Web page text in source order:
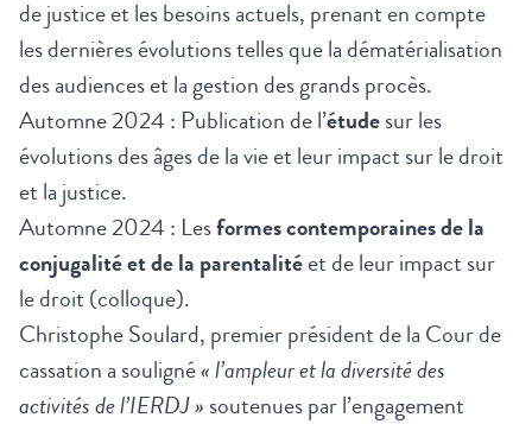
de justice et les besoins actuels, prenant en compte
les dernières évolutions telles que la dématérialisation
des audiences et la gestion des grands procès.
Automne 2024 : Publication de l’étudesur les
évolutions des âges de la vie et leur impact sur le droit
et la justice.
Automne 2024 : Lesformes contemporaines de la
conjugalité et de la parentalitéet de leur impact sur
le droit (colloque).
Christophe Soulard, premier président de la Cour de
cassation a souligné« l’ampleur et la diversité des
activités de l’IERDJ » soutenues par l’engagement